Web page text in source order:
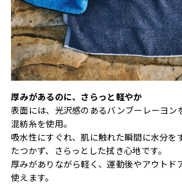
厚みがあるのに、さらっと軽やか
表面には、光沢感のあるバンブーレーヨン
混紡糸を使用。
吸水性にすぐれ、肌に触れた瞬間に水分を
たつかず、さらっとした拭き心地です。
厚みがありながら軽く、運動後やアウトド
使えます。